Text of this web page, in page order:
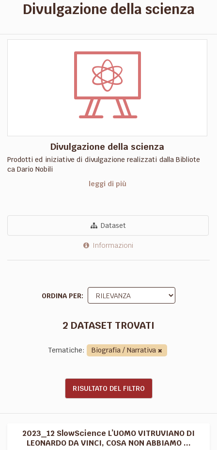
Divulgazione della scienza
Divulgazione della scienza
Prodotti ed iniziative di divulgazione realizzati dalla Bibliote
ca Dario Nobili
leggi di più
Dataset
Informazioni
ORDINA PER
2 DATASET TROVATI
Tematiche: Biografia / Narrativa
RISULTATO DEL FILTRO
2023_12 SlowScience L’UOMO VITRUVIANO DI
LEONARDO DA VINCI, COSA NON ABBIAMO ...